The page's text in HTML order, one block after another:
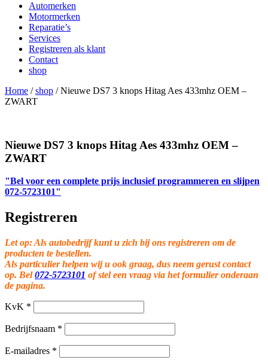
Automerken
Motormerken
Reparatie’s
Services
Registreren als klant
Contact
shop
Home /shop /Nieuwe DS7 3 knops Hitag Aes 433mhz OEM –
ZWART
Nieuwe DS7 3 knops Hitag Aes 433mhz OEM –
ZWART
"Bel voor een complete prijs inclusief programmeren en slijpen
072-5723101"
Registreren
Let op: Als autobedrijf kunt u zich bij ons registreren om de
producten te bestellen.
Als particulier helpen wij u ook graag, dus neem gerust contact
op. Bel072-5723101 of stel een vraag via het formulier onderaan
de pagina.
KvK *
Bedrijfsnaam *
E-mailadres *